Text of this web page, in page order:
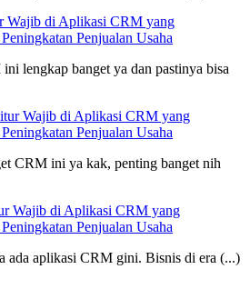
Wajib di Aplikasi CRM yang
Penjualan Usaha
lengkap banget ya dan pastinya bisa
Wajib di Aplikasi CRM yang
Penjualan Usaha
CRM ini ya kak, penting banget nih
Wajib di Aplikasi CRM yang
Penjualan Usaha
ada aplikasi CRM gini. Bisnis di era (...)